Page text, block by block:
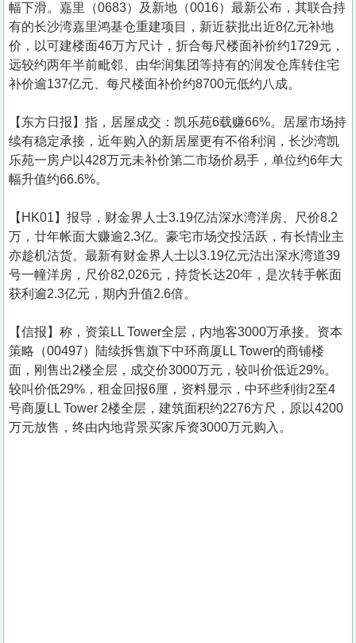
幅下滑。嘉里（0683）及新地（0016）最新公布，其联合持
有的长沙湾嘉里鸿基仓重建项目，新近获批出近8亿元补地
价，以可建楼面46万方尺计，折合每尺楼面补价约1729元，
远较约两年半前毗邻、由华润集团等持有的润发仓库转住宅
补价逾137亿元、每尺楼面补价约8700元低约八成。
【东方日报】指，居屋成交：凯乐苑6载赚66%。居屋市场持
续有稳定承接，近年购入的新居屋更有不俗利润，长沙湾凯
乐苑一房户以428万元未补价第二市场价易手，单位约6年大
幅升值约66.6%。
【HK01】报导，财金界人士3.19亿沽深水湾洋房、尺价8.2
万，廿年帐面大赚逾2.3亿。豪宅市场交投活跃，有长情业主
亦趁机沽货。最新有财金界人士以3.19亿元沽出深水湾道39
号一幢洋房，尺价82,026元，持货长达20年，是次转手帐面
获利逾2.3亿元，期内升值2.6倍。
【信报】称，资策LL Tower全层，内地客3000万承接。资本
策略（00497）陆续拆售旗下中环商厦LL Tower的商铺楼
面，刚售出2楼全层，成交价3000万元，较叫价低近29%。
较叫价低29%，租金回报6厘，资料显示，中环些利街2至4
号商厦LL Tower 2楼全层，建筑面积约2276方尺，原以4200
万元放售，终由内地背景买家斥资3000万元购入。